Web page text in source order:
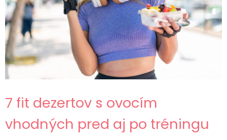
7 fit dezertov s ovocím
vhodných pred aj po tréningu